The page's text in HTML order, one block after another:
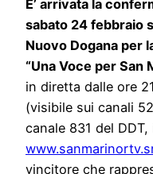
E’ arrivata la
sabato 24 febbraio
Nuovo Dogana per
“Una Voce per San
in diretta dalle ore
(visibile sui canali
canale 831 del
vincitore che